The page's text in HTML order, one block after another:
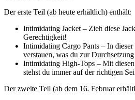
Der erste Teil (ab heute erhältlich) enthält:
Intimidating Jacket – Zieh diese
Gerechtigkeit!
Intimidating Cargo Pants – In
verstauen, was du zur Durchsetzung
Intimidating High-Tops – Mit
stehst du immer auf der richtigen
Der zweite Teil (ab dem 16. Februar